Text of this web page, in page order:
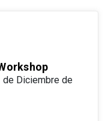
de Diciembre de